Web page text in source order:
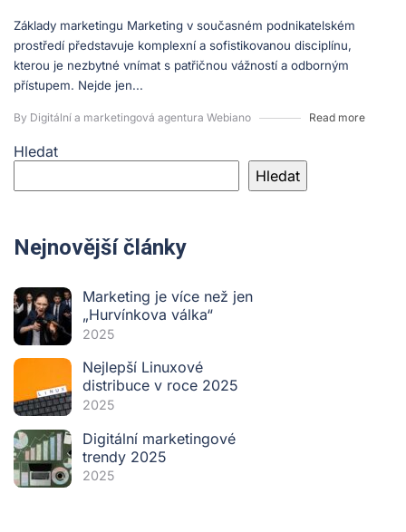
Základy marketingu Marketing v současném podnikatelském
prostředí představuje komplexní a sofistikovanou disciplínu,
kterou je nezbytné vnímat s patřičnou vážností a odborným
přístupem. Nejde jen...
By Digitální a marketingová agentura Webiano Read more
Hledat
Hledat
Nejnovější články
Marketing je více než jen
„Hurvínkova válka“
2025
Nejlepší Linuxové
distribuce v roce 2025
2025
Digitální marketingové
trendy 2025
2025